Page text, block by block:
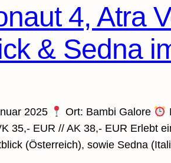
4, Atra
& Sedna
2025 Ort: Bambi Galore
35,- EUR // AK 38,- EUR Erlebt
(Österreich), sowie Sedna